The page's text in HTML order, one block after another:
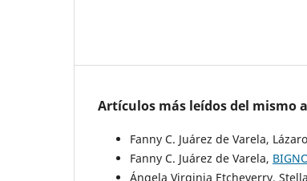
Artículos más leídos del mismo
Fanny C. Juárez de Varela,
Fanny C. Juárez de Varela,
Ángela Virginia Etcheverry,